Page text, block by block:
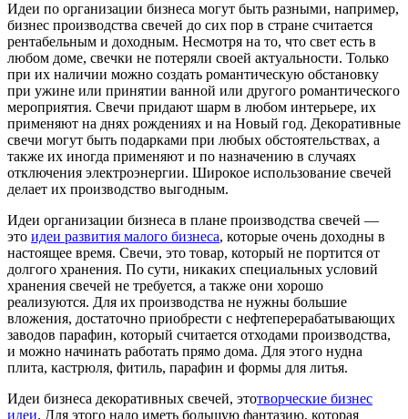
Идеи по организации бизнеса могут быть разными, например,
бизнес производства свечей до сих пор в стране считается
рентабельным и доходным. Несмотря на то, что свет есть в
любом доме, свечки не потеряли своей актуальности. Только
при их наличии можно создать романтическую обстановку
при ужине или принятии ванной или другого романтического
мероприятия. Свечи придают шарм в любом интерьере, их
применяют на днях рождениях и на Новый год. Декоративные
свечи могут быть подарками при любых обстоятельствах, а
также их иногда применяют и по назначению в случаях
отключения электроэнергии. Широкое использование свечей
делает их производство выгодным.
Идеи организации бизнеса в плане производства свечей —
это идеи развития малого бизнеса, которые очень доходны в
настоящее время. Свечи, это товар, который не портится от
долгого хранения. По сути, никаких специальных условий
хранения свечей не требуется, а также они хорошо
реализуются. Для их производства не нужны большие
вложения, достаточно приобрести с нефтеперерабатывающих
заводов парафин, который считается отходами производства,
и можно начинать работать прямо дома. Для этого нудна
плита, кастрюля, фитиль, парафин и формы для литья.
Идеи бизнеса декоративных свечей, этотворческие бизнес
идеи. Для этого надо иметь большую фантазию, которая